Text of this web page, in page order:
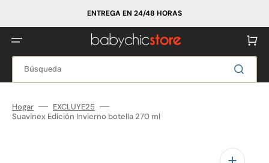
contenido
ENTREGA EN 24/48 HORAS
Búsqueda
Carrito
Hogar
EXCLUYE25
Suavinex Edición Invierno botella 270 ml